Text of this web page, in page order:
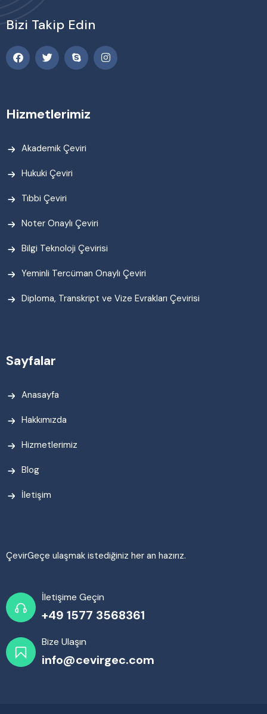
Bizi Takip Edin
Hizmetlerimiz
Akademik Çeviri
Hukuki Çeviri
Tıbbi Çeviri
Noter Onaylı Çeviri
Bilgi Teknoloji Çevirisi
Yeminli Tercüman Onaylı Çeviri
Diploma, Transkript ve Vize Evrakları Çevirisi
Sayfalar
Anasayfa
Hakkımızda
Hizmetlerimiz
Blog
İletişim
ÇevirGeçe ulaşmak istediğiniz her an hazırız.
İletişime Geçin
+49 1577 3568361
Bize Ulaşın
info@cevirgec.com